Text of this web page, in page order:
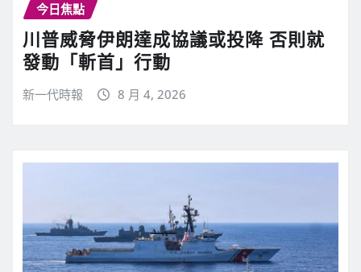
今日焦點
川普威脅伊朗達成協議或投降 否則就
發動「斬首」行動
新一代時報 8 月 4, 2026